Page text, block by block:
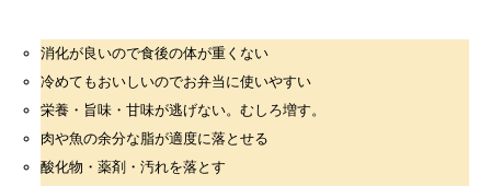
消化が良いので食後の体が重くない
冷めてもおいしいのでお弁当に使いやすい
栄養・旨味・甘味が逃げない。むしろ増す。
肉や魚の余分な脂が適度に落とせる
酸化物・薬剤・汚れを落とす